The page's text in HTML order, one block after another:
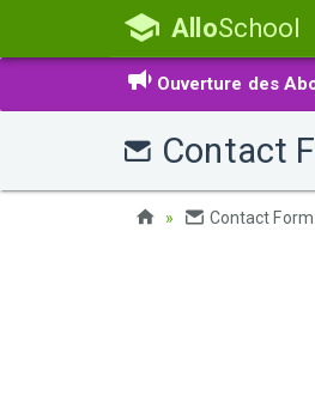
AlloSchool
Ouverture des
Contact
Contact Form